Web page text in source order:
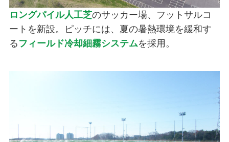
ロングパイル人工芝のサッカー場、フットサルコ
ートを新設。ピッチには、夏の暑熱環境を緩和す
る フィールド冷却細霧システムを採用。